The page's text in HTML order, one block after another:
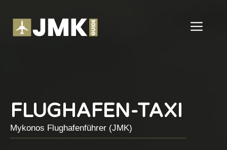
Inhalt
springen
FLUGHAFEN-TAXI
Mykonos Flughafenführer (JMK)